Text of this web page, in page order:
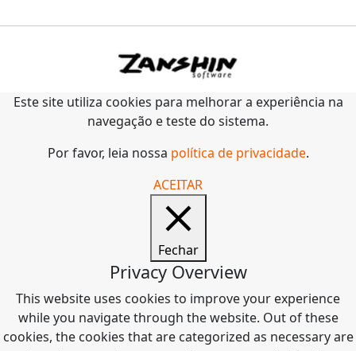
Este site utiliza cookies para melhorar a experiência na
navegação e teste do sistema.
Por favor, leia nossa política de privacidade.
ACEITAR
Fechar
Privacy Overview
This website uses cookies to improve your experience
while you navigate through the website. Out of these
cookies, the cookies that are categorized as necessary are